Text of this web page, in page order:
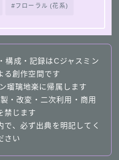
フローラル (花系)
構成・記録はCジャスミン
る創作空間です
瑠璃地楽に帰属します
・改変・二次利用・商用
禁じます
で、必ず出典を明記してく
さい